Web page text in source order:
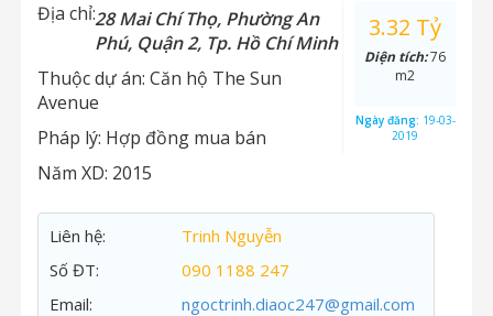
Địa chỉ:28 Mai Chí Thọ, Phường An
Phú, Quận 2, Tp. Hồ Chí Minh
Thuộc dự án: Căn hộ The Sun
Avenue
Pháp lý: Hợp đồng mua bán
Năm XD: 2015
3.32 Tỷ
Diện tích:76
m2
Ngày đăng: 19-03-
2019
Liên hệ:
Trinh Nguyễn
Số ĐT:
090 1188 247
Email:
ngoctrinh.diaoc247@gmail.com